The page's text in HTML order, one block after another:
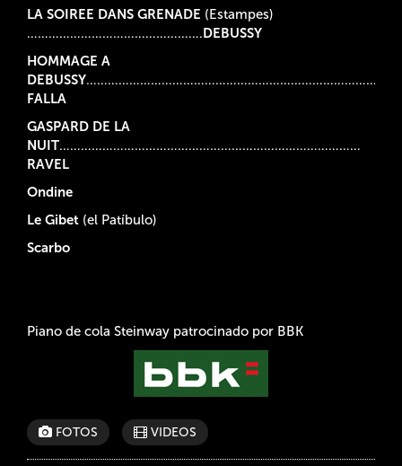
LA SOIREE DANS GRENADE (Estampes)
………………………………………….DEBUSSY
HOMMAGE A
DEBUSSY………………………………………………………………………
FALLA
GASPARD DE LA
NUIT…………………………………………………………………………
RAVEL
Ondine
Le Gibet (el Patíbulo)
Scarbo
Piano de cola Steinway patrocinado por BBK
FOTOS VIDEOS